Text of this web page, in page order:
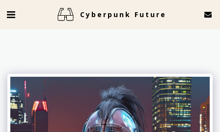
Cyberpunk Future